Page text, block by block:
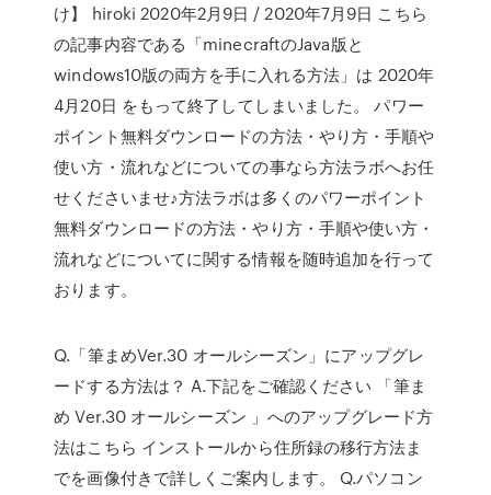
け】 hiroki 2020年2月9日 / 2020年7月9日 こちら
の記事内容である「minecraftのJava版と
windows10版の両方を手に入れる方法」は 2020年
4月20日 をもって終了してしまいました。 パワー
ポイント無料ダウンロードの方法・やり方・手順や
使い方・流れなどについての事なら方法ラボへお任
せくださいませ♪方法ラボは多くのパワーポイント
無料ダウンロードの方法・やり方・手順や使い方・
流れなどについてに関する情報を随時追加を行って
おります。
Q.「筆まめVer.30 オールシーズン」にアップグレ
ードする方法は？ A.下記をご確認ください 「筆ま
め Ver.30 オールシーズン 」へのアップグレード方
法はこちら インストールから住所録の移行方法ま
でを画像付きで詳しくご案内します。 Q.パソコン